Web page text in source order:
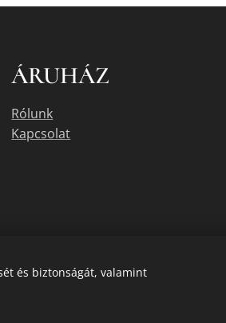
ÁRUHÁZ
Rólunk
Kapcsolat
készletéről érdeklődjön az üzletben, vagy a
és biztonságát, valamint